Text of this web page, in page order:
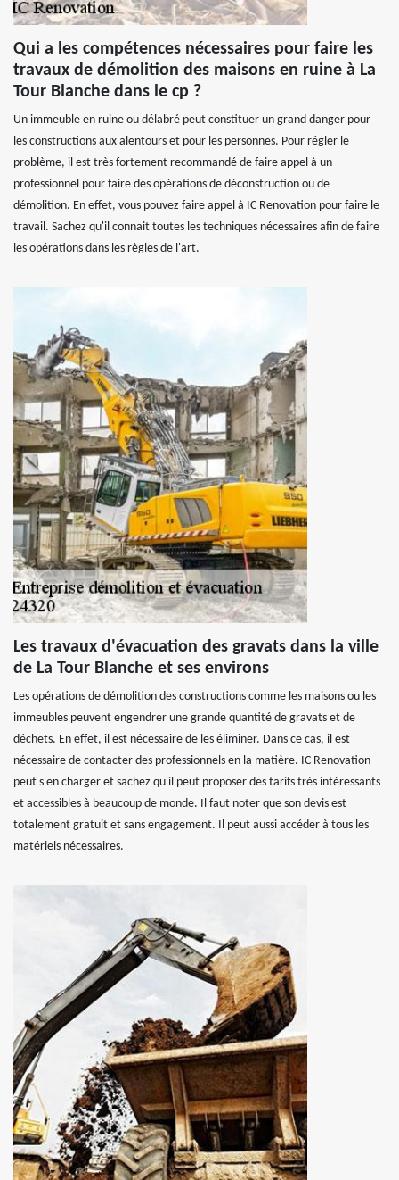
Qui a les compétences nécessaires pour faire les
travaux de démolition des maisons en ruine à La
Tour Blanche dans le cp ?
Un immeuble en ruine ou délabré peut constituer un grand danger pour
les constructions aux alentours et pour les personnes. Pour régler le
problème, il est très fortement recommandé de faire appel à un
professionnel pour faire des opérations de déconstruction ou de
démolition. En effet, vous pouvez faire appel à IC Renovation pour faire le
travail. Sachez qu'il connait toutes les techniques nécessaires afin de faire
les opérations dans les règles de l'art.
Les travaux d'évacuation des gravats dans la ville
de La Tour Blanche et ses environs
Les opérations de démolition des constructions comme les maisons ou les
immeubles peuvent engendrer une grande quantité de gravats et de
déchets. En effet, il est nécessaire de les éliminer. Dans ce cas, il est
nécessaire de contacter des professionnels en la matière. IC Renovation
peut s'en charger et sachez qu'il peut proposer des tarifs très intéressants
et accessibles à beaucoup de monde. Il faut noter que son devis est
totalement gratuit et sans engagement. Il peut aussi accéder à tous les
matériels nécessaires.